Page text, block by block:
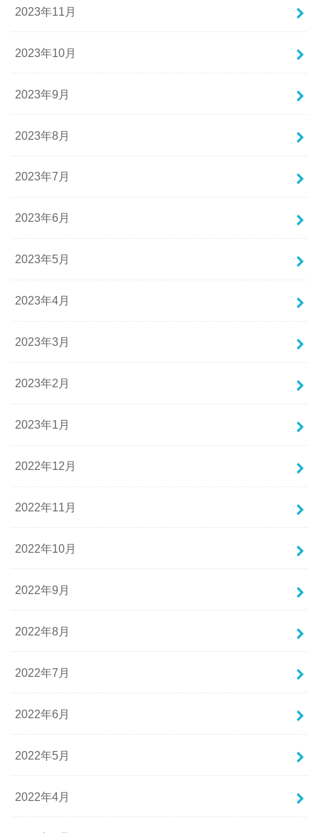
2023年11月
2023年10月
2023年9月
2023年8月
2023年7月
2023年6月
2023年5月
2023年4月
2023年3月
2023年2月
2023年1月
2022年12月
2022年11月
2022年10月
2022年9月
2022年8月
2022年7月
2022年6月
2022年5月
2022年4月